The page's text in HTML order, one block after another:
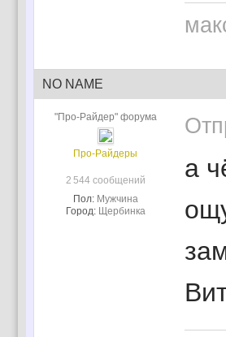
NO NAME
"Про-Райдер" форума
Про-Райдеры
2 544 сообщений
Пол: Мужчина
Город: Щербинка
а